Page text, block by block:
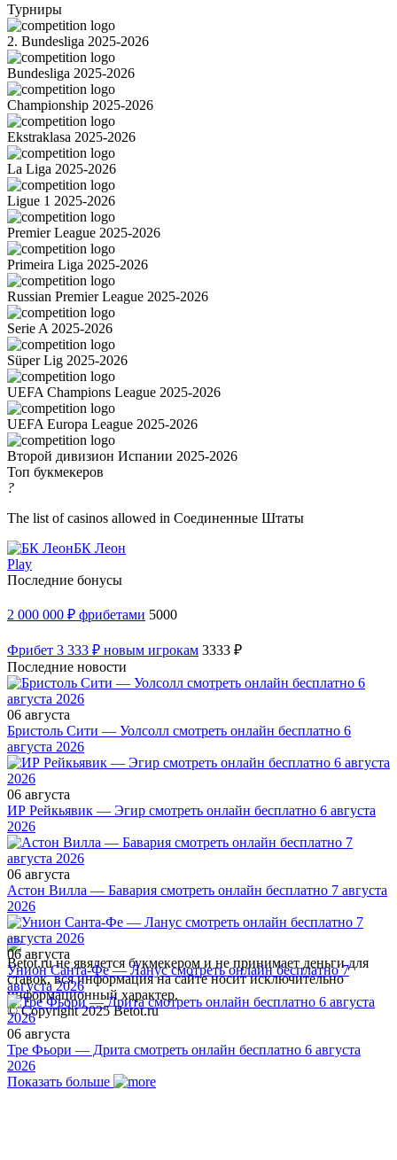
Турниры
2. Bundesliga 2025-2026
Bundesliga 2025-2026
Championship 2025-2026
Ekstraklasa 2025-2026
La Liga 2025-2026
Ligue 1 2025-2026
Premier League 2025-2026
Primeira Liga 2025-2026
Russian Premier League 2025-2026
Serie A 2025-2026
Süper Lig 2025-2026
UEFA Champions League 2025-2026
UEFA Europa League 2025-2026
Второй дивизион Испании 2025-2026
Топ букмекеров
?
The list of casinos allowed in Соединенные Штаты
БК Леон
Play
Последние бонусы
2 000 000 ₽ фрибетами 5000
Фрибет 3 333 ₽ новым игрокам 3333 ₽
Последние новости
06 августа
Бристоль Сити — Уолсолл смотреть онлайн бесплатно 6
августа 2026
06 августа
ИР Рейкьявик — Эгир смотреть онлайн бесплатно 6 августа
2026
06 августа
Астон Вилла — Бавария смотреть онлайн бесплатно 7 августа
2026
06 августа
Унион Санта-Фе — Ланус смотреть онлайн бесплатно 7
августа 2026
06 августа
Тре Фьори — Дрита смотреть онлайн бесплатно 6 августа
2026
Показать больше
Betot.ru не явялется букмекером и не принимает деньги для
ставок, вся информация на сайте носит исключительно
информационный характер.
© Copyright 2025 Betot.ru